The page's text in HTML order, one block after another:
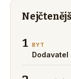
1 BYT
Dodavatel